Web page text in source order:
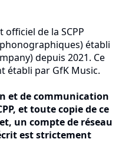
de la SCPP
établi
depuis 2021. Ce
établi par GfK Music.
et de communication
et toute copie de ce
un compte de réseau
est strictement